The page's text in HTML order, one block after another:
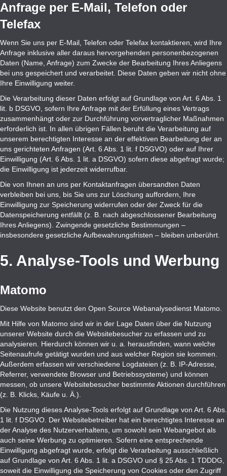
Anfrage per E-Mail, Telefon oder
Telefax
Wenn Sie uns per E-Mail, Telefon oder Telefax kontaktieren, wird Ihre
Anfrage inklusive aller daraus hervorgehenden personenbezogenen
Daten (Name, Anfrage) zum Zwecke der Bearbeitung Ihres Anliegens
bei uns gespeichert und verarbeitet. Diese Daten geben wir nicht ohne
Ihre Einwilligung weiter.
Die Verarbeitung dieser Daten erfolgt auf Grundlage von Art. 6 Abs. 1
lit. b DSGVO, sofern Ihre Anfrage mit der Erfüllung eines Vertrags
zusammenhängt oder zur Durchführung vorvertraglicher Maßnahmen
erforderlich ist. In allen übrigen Fällen beruht die Verarbeitung auf
unserem berechtigten Interesse an der effektiven Bearbeitung der an
uns gerichteten Anfragen (Art. 6 Abs. 1 lit. f DSGVO) oder auf Ihrer
Einwilligung (Art. 6 Abs. 1 lit. a DSGVO) sofern diese abgefragt wurde;
die Einwilligung ist jederzeit widerrufbar.
Die von Ihnen an uns per Kontaktanfragen übersandten Daten
verbleiben bei uns, bis Sie uns zur Löschung auffordern, Ihre
Einwilligung zur Speicherung widerrufen oder der Zweck für die
Datenspeicherung entfällt (z. B. nach abgeschlossener Bearbeitung
Ihres Anliegens). Zwingende gesetzliche Bestimmungen –
insbesondere gesetzliche Aufbewahrungsfristen – bleiben unberührt.
5. Analyse-Tools und Werbung
Matomo
Diese Website benutzt den Open Source Webanalysedienst Matomo.
Mit Hilfe von Matomo sind wir in der Lage Daten über die Nutzung
unserer Website durch die Websitebesucher zu erfassen und zu
analysieren. Hierdurch können wir u. a. herausfinden, wann welche
Seitenaufrufe getätigt wurden und aus welcher Region sie kommen.
Außerdem erfassen wir verschiedene Logdateien (z. B. IP-Adresse,
Referrer, verwendete Browser und Betriebssysteme) und können
messen, ob unsere Websitebesucher bestimmte Aktionen durchführen
(z. B. Klicks, Käufe u. Ä.).
Die Nutzung dieses Analyse-Tools erfolgt auf Grundlage von Art. 6 Abs.
1 lit. f DSGVO. Der Websitebetreiber hat ein berechtigtes Interesse an
der Analyse des Nutzerverhaltens, um sowohl sein Webangebot als
auch seine Werbung zu optimieren. Sofern eine entsprechende
Einwilligung abgefragt wurde, erfolgt die Verarbeitung ausschließlich
auf Grundlage von Art. 6 Abs. 1 lit. a DSGVO und § 25 Abs. 1 TDDDG,
soweit die Einwilligung die Speicherung von Cookies oder den Zugriff